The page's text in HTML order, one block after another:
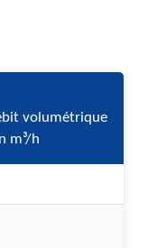
volumétrique
m³/h